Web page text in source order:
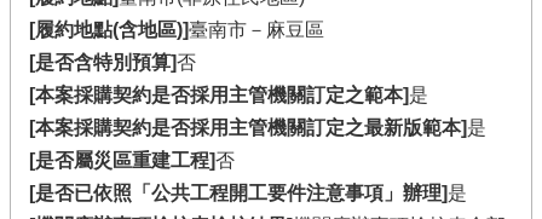
[履約地點(含地區)]臺南市－麻豆區
[是否含特別預算]否
[本案採購契約是否採用主管機關訂定之範本]是
[本案採購契約是否採用主管機關訂定之最新版範本]是
[是否屬災區重建工程]否
[是否已依照「公共工程開工要件注意事項」辦理]是